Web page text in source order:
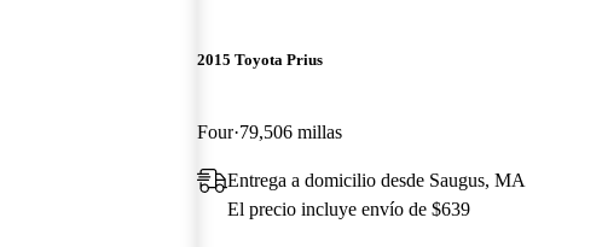
2015 Toyota Prius
Four 79,506 millas
Entrega a domicilio desde Saugus, MA
El precio incluye envío de $639